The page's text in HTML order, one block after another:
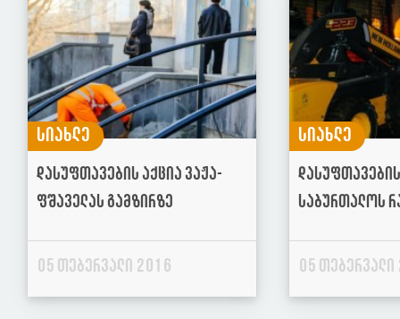
სიახლე
დასუფთავების აქცია ვაჟა-
ფშაველას გამზირზე
05 თებერვალი 2016
სიახლე
საბურთალოს
05 თებერვალი